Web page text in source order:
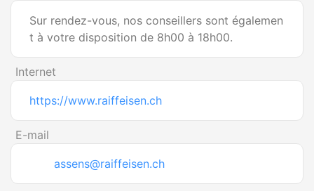
Sur rendez-vous, nos conseillers sont égalemen
t à votre disposition de 8h00 à 18h00.
Internet
https://www.raiffeisen.ch
E-mail
assens@raiffeisen.ch